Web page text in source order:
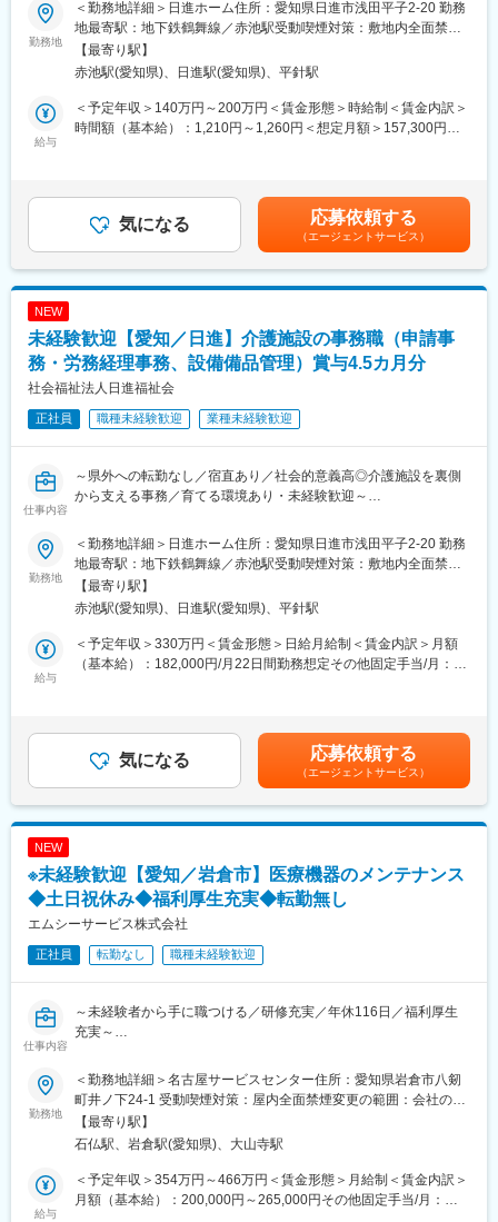
◎組織ナレッジの型化とチームビルディング
・自身の成功事例や営業手法を汎用的なナレッジとして型化
・組織全体の成約率向上や若手メンバーの育成を通じた営業組織
の強化
◎CRMシステムでの顧客管理 など
カスタマーサクセス・サポート：10名
■企業魅力：
★テクノロジーの力で歯科医療の課題解決に挑む成長企業です。
★AIやSaaSを活用し、歯科医院の業務改革を推進しています。
新サービス「paylight X」を通じて、予約・決済・コミュニケーシ
ョンなど医院運営全体の効率化を支援しています。
★変化を楽しみ、挑戦を歓迎するカルチャーがあります。
変更の範囲：会社の定める業務
【事務／未経験歓迎】地域の介護施設を支えるバックオフィス職
■業務内容：
当法人が運営する特別養護老人ホーム、ショートステイ、ケアハ
ウスなど複数施設の事務全般をお任せします。※病院への付き添い
の際に運転業務をお願いする場合があります（ノア～ハイエース
以下の業務を経験に合わせてお任せします。
・介護事務：介護報酬の請求、レセプト作成・点検、入金管理、
決算補助
・その他：来客・電話対応、行政提出書類の準備、行事サポー
ト、外部機関との連絡調整 など
■組織構成：
る」距離感の近い職場です。女性が多く、子育てやプライベート
の話もしやすい、和やかな雰囲気です。
■入社後の流れ：
まずは来客・電話対応や書類整理など、取り組みやすい業務から
スタート。
その後、先輩がマンツーマンでレセプト作成や請求処理を一緒に
業界未経験の方も、チェックリストやマニュアルを使いながら、
数カ月かけて一つずつ覚えていける環境です。
域の高齢者と家族を支える社会貢献性の高い仕事です。
・子育てとの両立支援：育児休暇は3歳まで、残業・夜勤免除は小
学校就学前まで対象。愛知県ファミリー・フレンドリー企業に登
変更の範囲：会社の定める業務
勤務地
＜勤務地詳細＞日進ホーム住所：愛知県日進市浅田平子2-20 勤務
地最寄駅：地下鉄鶴舞線／赤池駅受動喫煙対策：敷地内全面禁煙
変更の範囲：会社の定める事業所
【最寄り駅】
赤池駅(愛知県)、日進駅(愛知県)、平針駅
給与
＜予定年収＞140万円～200万円＜賃金形態＞時給制＜賃金内訳＞
時間額（基本給）：1,210円～1,260円＜想定月額＞157,300円～
あります。月給(月額)は固定手当を含めた表記です。
気になる 応募依頼する
（エージェントサービス）
NEW
未経験歓迎【愛知／日進】介護施設の事務職（申請事
務・労務経理事務、設備備品管理）賞与4.5カ月分
社会福祉法人日進福祉会
正社員 職種未経験歓迎 業種未経験歓迎
仕事内容
～県外への転勤なし／宿直あり／社会的意義高◎介護施設を裏側
から支える事務／育てる環境あり・未経験歓迎～
■職務内容：
当法人が運営する特別養護老人ホームやショートステイ、ケアハ
ウスなど、複数の施設を支えるバックオフィス業務をお任せしま
す。
■働き方：
・週休2日制※土日はそれぞれ月1回程度出勤あり
・ノア～ハイエースクラスの運転をすることがあります。
要普通車免許（AT限定可）
点検や届出業務、施設見学の対応
・経理業務：小口現金の管理、日常経費の処理、給与計算サポー
ト、月次決算の補助。利用者や職員との連絡調整：外部機関との
対、資料作成、行政機関への提出書類準備など
夜間に泊まり込み、緊急時や非常事態に備えて待機する勤務形態
のことです。
■職場の魅力：
平成2年、日進市初の特別養護ホームを設立して以来、地域密着で
福祉サービスを提供しています。
いとしています。また困っていると、みんなが助けてくれる“優し
さ” のある職場職場です。
勤務地
＜勤務地詳細＞日進ホーム住所：愛知県日進市浅田平子2-20 勤務
地最寄駅：地下鉄鶴舞線／赤池駅受動喫煙対策：敷地内全面禁煙
変更の範囲：会社の定める事業所
【最寄り駅】
赤池駅(愛知県)、日進駅(愛知県)、平針駅
給与
＜予定年収＞330万円＜賃金形態＞日給月給制＜賃金内訳＞月額
（基本給）：182,000円/月22日間勤務想定その他固定手当/月：
選考を通じて上下する可能性があります。月給(月額)は固定手当を
含めた表記です。
気になる 応募依頼する
（エージェントサービス）
NEW
※未経験歓迎【愛知／岩倉市】医療機器のメンテナンス
◆土日祝休み◆福利厚生充実◆転勤無し
エムシーサービス株式会社
正社員 転勤なし 職種未経験歓迎
仕事内容
～未経験者から手に職つける／研修充実／年休116日／福利厚生
充実～
■業務内容：
・病院や製薬会社などの客先へ訪問し、医療機器のメンテナンス
を行っていただきます。
■業務詳細：
◇メンテナンス業務
・故障修理
勤務地
＜勤務地詳細＞名古屋サービスセンター住所：愛知県岩倉市八剱
町井ノ下24-1 受動喫煙対策：屋内全面禁煙変更の範囲：会社の定
める事業所
【最寄り駅】
石仏駅、岩倉駅(愛知県)、大山寺駅
給与
＜予定年収＞354万円～466万円＜賃金形態＞月給制＜賃金内訳＞
月額（基本給）：200,000円～265,000円その他固定手当/月：